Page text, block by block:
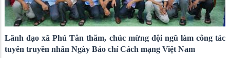
Lãnh đạo xã Phú Tân thăm, chúc mừng đội ngũ làm công tác
tuyên truyền nhân Ngày Báo chí Cách mạng Việt Nam